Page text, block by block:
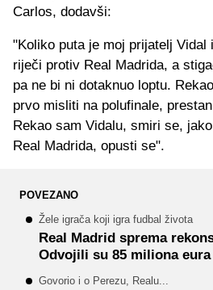
Carlos, dodavši:
"Koliko puta je moj prijatelj Vidal
riječi protiv Real Madrida, a
pa ne bi ni dotaknuo loptu.
prvo misliti na polufinale,
Rekao sam Vidalu, smiri se,
Real Madrida, opusti se".
POVEZANO
Žele igrača koji igra fudbal života
Real Madrid sprema
Odvojili su 85 miliona
Govorio i o Perezu, Realu...